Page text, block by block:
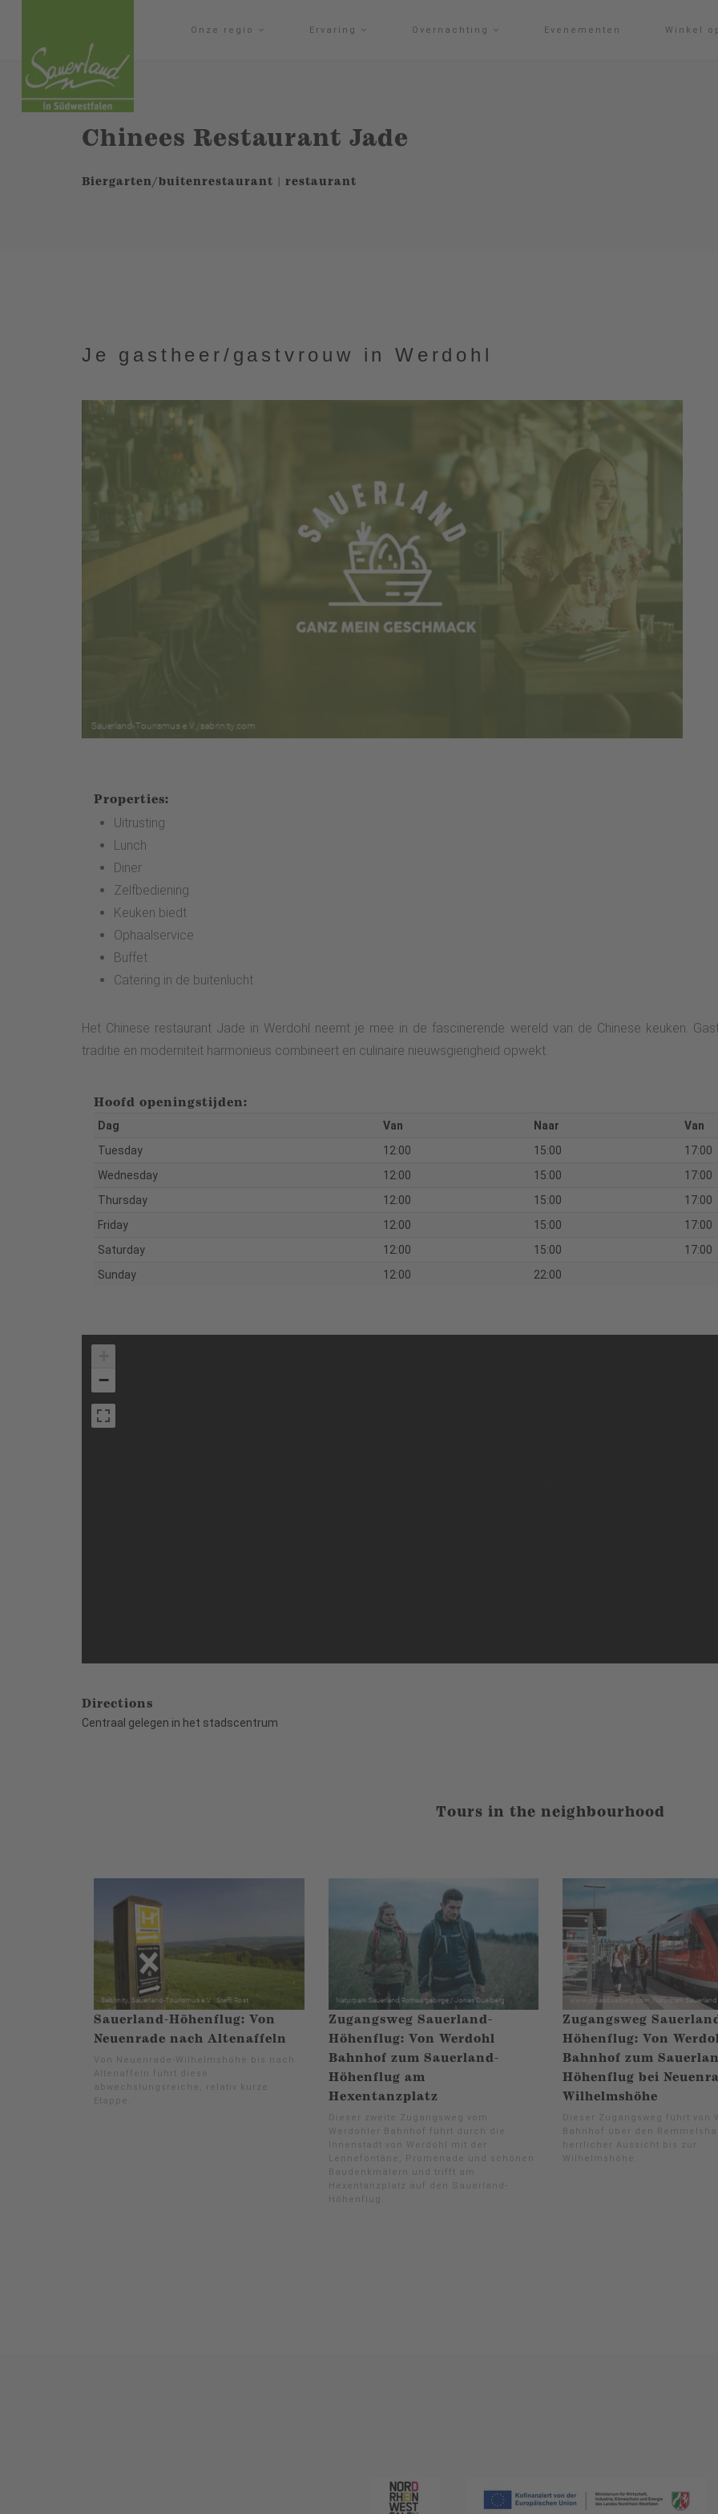
Onze regio Ervaring Overnachting Evenementen Winkel
Chinees Restaurant Jade
Biergarten/buitenrestaurant | restaurant
Je gastheer/gastvrouw in Werdohl
Properties:
Uitrusting
Lunch
Diner
Zelfbediening
Keuken biedt
Ophaalservice
Buffet
Catering in de buitenlucht
Het Chinese restaurant Jade in Werdohl neemt je mee in de fascinerende wereld van de Chinese keuken.
traditie en moderniteit harmonieus combineert en culinaire nieuwsgierigheid opwekt.
Hoofd openingstijden:
Dag Van Naar Van
Tuesday
12:00 15:00 17:00
Wednesday
12:00 15:00 17:00
Thursday
12:00 15:00 17:00
Friday
12:00 15:00 17:00
Saturday
12:00 15:00 17:00
Sunday
12:00 22:00
−
Directions
Centraal gelegen in het stadscentrum
Tours in the neighbourhood
Sauerland-Höhenflug: Von
Neuenrade nach Altenaffeln
Von Neuenrade-Wilhelmshöhe bis nach
Altenaffeln führt diese
abwechslungsreiche, relativ kurze
Etappe.
Zugangsweg Sauerland-
Höhenflug: Von Werdohl
Bahnhof zum Sauerland-
Höhenflug am
Hexentanzplatz
Dieser zweite Zugangsweg vom
Werdohler Bahnhof führt durch die
Innenstadt von Werdohl mit der
Lennefontäne, Promenade und schönen
Baudenkmälern und trifft am
Hexentanzplatz auf den Sauerland-
Höhenflug.
Zugangsweg
Höhenflug: Von
Bahnhof zum
Höhenflug bei
Wilhelmshöhe
Dieser Zugangsweg führt von
Bahnhof über den
herrlicher Aussicht bis zur
Wilhelmshöhe.